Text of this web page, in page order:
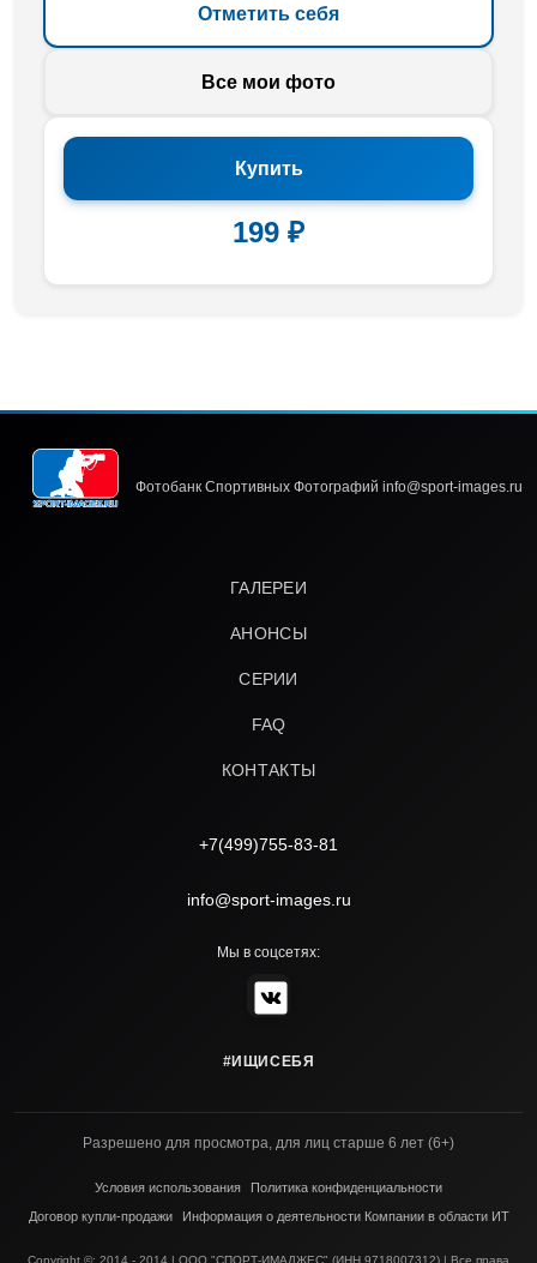
Отметить себя
Все мои фото
Купить
199 ₽
Фотобанк Спортивных Фотографий info@sport-images.ru
ГАЛЕРЕИ
АНОНСЫ
СЕРИИ
FAQ
КОНТАКТЫ
+7(499)755-83-81
info@sport-images.ru
Мы в соцсетях:
#ИЩИСЕБЯ
Разрешено для просмотра, для лиц старше 6 лет (6+)
Условия использования
Политика конфиденциальности
Договор купли-продажи
Информация о деятельности Компании в области ИТ
Copyright ©; 2014 - 2014 | ООО "СПОРТ-ИМАДЖЕС" (ИНН 9718007312) | Все права